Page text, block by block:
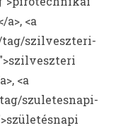
<a
szilveszteri-
<a
szuletesnapi-